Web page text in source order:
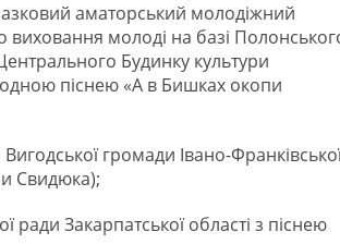
аматорський молодіжний
виховання молоді на базі
Будинку культури
піснею «А в Бишках окопи
громади Івано-
Свидюка);
ради Закарпатської області з піснею